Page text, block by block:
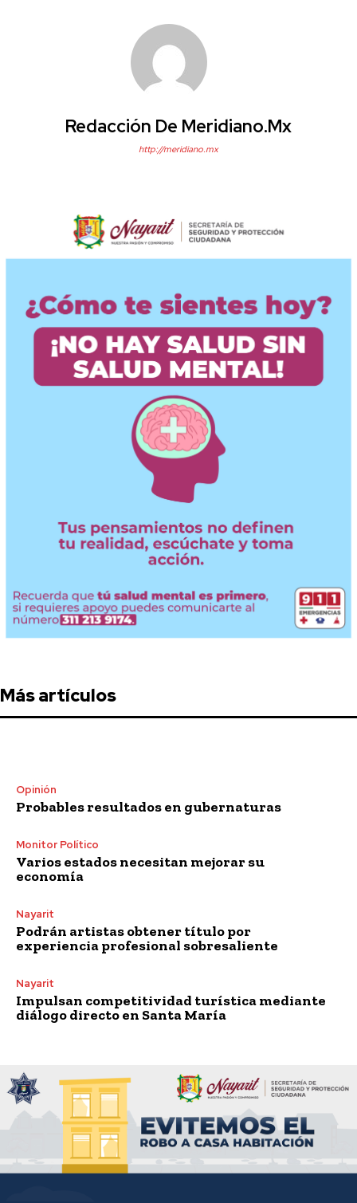
Redacción De Meridiano.mx
http://meridiano.mx
Más artículos
Opinión
Probables resultados en gubernaturas
Monitor Político
Varios estados necesitan mejorar su
economía
Nayarit
Podrán artistas obtener título por
experiencia profesional sobresaliente
Nayarit
Impulsan competitividad turística mediante
diálogo directo en Santa María